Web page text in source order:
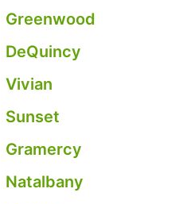
Greenwood
DeQuincy
Vivian
Sunset
Gramercy
Natalbany